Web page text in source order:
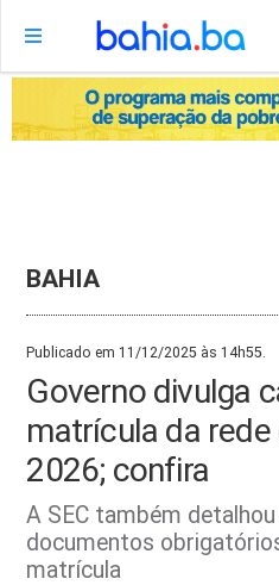
BAHIA
Publicado em 11/12/2025 às 14h55.
Governo divulga
matrícula da
2026; confira
A SEC também
documentos
matrícula